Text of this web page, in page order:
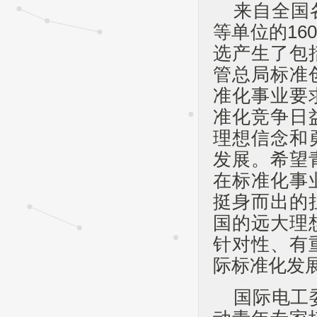
来自全国
等单位的
选产生了包
管总局标准
准化事业要
准化竞争日
理想信念和
发展。希望
在标准化事
挺身而出的
国的远大理
针对性、有
际标准化发
国际电工